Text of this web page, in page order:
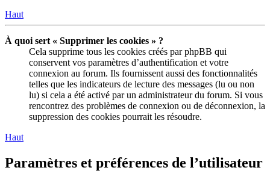
Haut
À quoi sert « Supprimer les cookies » ?
Cela supprime tous les cookies créés par phpBB qui
conservent vos paramètres d’authentification et votre
connexion au forum. Ils fournissent aussi des fonctionnalités
telles que les indicateurs de lecture des messages (lu ou non
lu) si cela a été activé par un administrateur du forum. Si vous
rencontrez des problèmes de connexion ou de déconnexion, la
suppression des cookies pourrait les résoudre.
Haut
Paramètres et préférences de l’utilisateur